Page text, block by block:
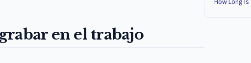
en el trabajo
How Long